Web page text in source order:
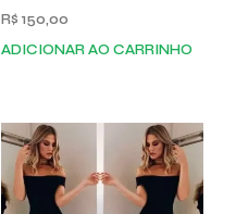
R$ 150,00
ADICIONAR AO CARRINHO